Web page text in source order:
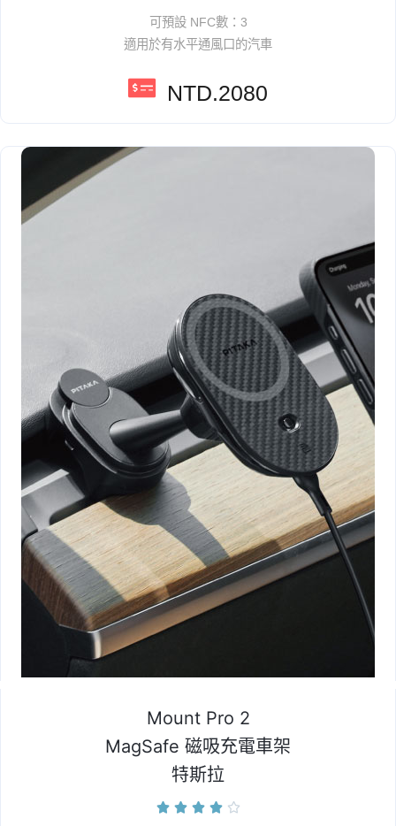
可預設 NFC數：3
適用於有水平通風口的汽車
NTD.2080
Mount Pro 2
MagSafe 磁吸充電車架
特斯拉
    